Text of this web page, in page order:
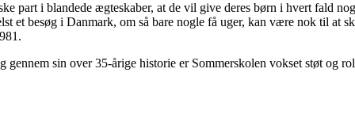
part i blandede ægteskaber, at de vil give deres børn i hvert fald
et besøg i Danmark, om så bare nogle få uger, kan være nok til at
sin over 35-årige historie er Sommerskolen vokset støt og